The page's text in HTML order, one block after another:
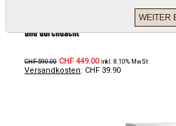
Der perfekte Gasgrill für Balkon oder
und durchdacht
CHF 590.00 CHF 449.00 inkl. 8.10% MwSt
Versandkosten: CHF 39.90